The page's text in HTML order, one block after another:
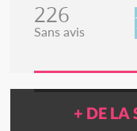
226
Sans avis
+ DE LA